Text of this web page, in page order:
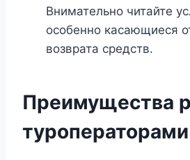
Внимательно читайте
особенно касающиеся
возврата средств.
Преимущества
туроператорами